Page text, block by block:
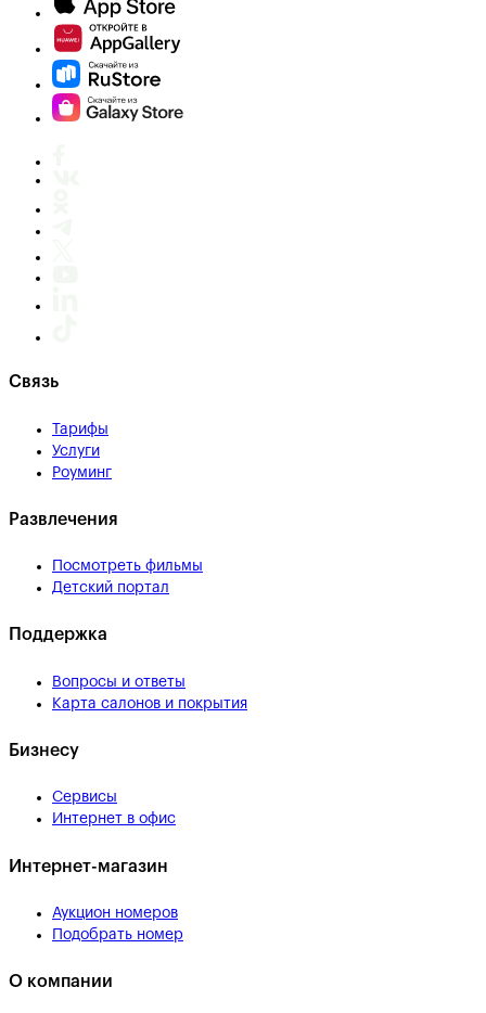
Связь
Тарифы
Услуги
Роуминг
Развлечения
Посмотреть фильмы
Детский портал
Поддержка
Вопросы и ответы
Карта салонов и покрытия
Бизнесу
Сервисы
Интернет в офис
Интернет-магазин
Аукцион номеров
Подобрать номер
О компании